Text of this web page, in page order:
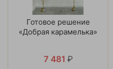
Готовое решение
«Добрая карамелька»
7 481 ₽